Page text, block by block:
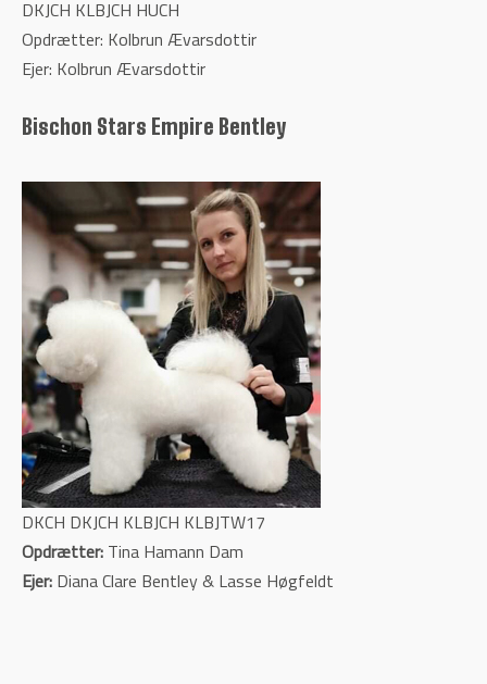
DKJCH KLBJCH HUCH
Opdrætter: Kolbrun Ævarsdottir
Ejer: Kolbrun Ævarsdottir
Bischon Stars Empire Bentley
DKCH DKJCH KLBJCH KLBJTW17
Opdrætter: Tina Hamann Dam
Ejer: Diana Clare Bentley & Lasse Høgfeldt